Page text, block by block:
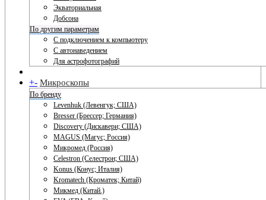
Экваториальная
Добсона
По другим параметрам
С подключением к компьютеру
С автонаведением
Для астрофотографий
+- Микроскопы
По бренду
Levenhuk (Левенгук; США)
Bresser (Брессер; Германия)
Discovery (Дискавери; США)
MAGUS (Магус; Россия)
Микромед (Россия)
Celestron (Селестрон; США)
Konus (Конус; Италия)
Kromatech (Кроматек; Китай)
Микмед (Китай.)